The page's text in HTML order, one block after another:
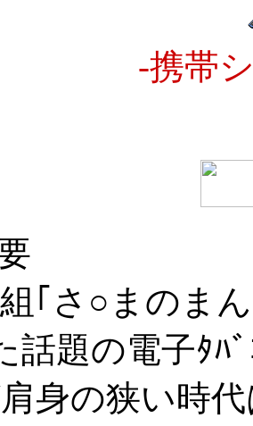
-携帯
｢さ○まのま
話題の電子ﾀﾊ
身の狭い時